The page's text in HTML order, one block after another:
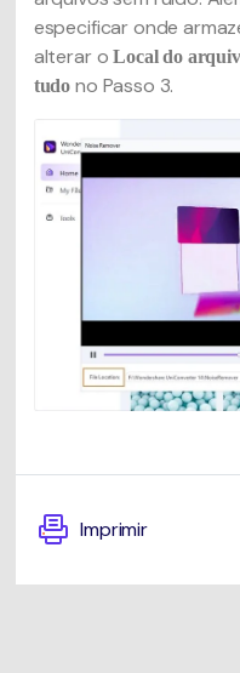
especificar onde
alterar oLocal do
tudo no Passo 3.
Imprimir